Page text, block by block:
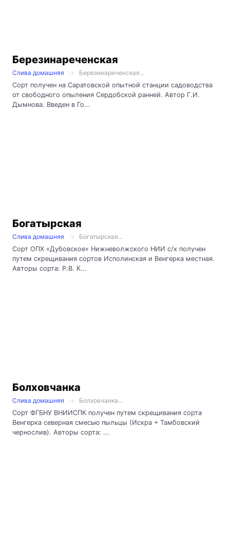
Березинареченская
Слива домашняя
Березинареченская...
Сорт получен на Саратовской опытной станции садоводства
от свободного опыления Сердобской ранней. Автор Г.И.
Дымнова. Введен в Го...
Богатырская
Слива домашняя
Богатырская...
Сорт ОПХ «Дубовское» Нижневолжского НИИ с/х получен
путем скрещивания сортов Исполинская и Венгерка местная.
Авторы сорта: Р.В. К...
Болховчанка
Слива домашняя
Болховчанка...
Сорт ФГБНУ ВНИИСПК получен путем скрещивания сорта
Венгерка северная смесью пыльцы (Искра + Тамбовский
чернослив). Авторы сорта: ...